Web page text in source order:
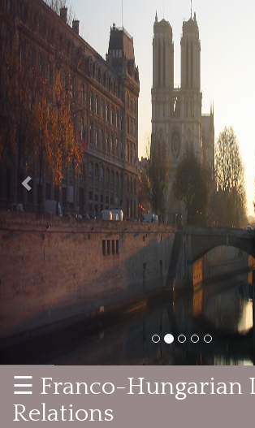
Previous
☰ Franco-Hungarian
Relations